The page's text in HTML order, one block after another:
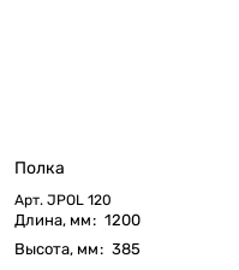
Полка
Арт. JPOL 120
Длина, мм: 1200
Высота, мм: 385